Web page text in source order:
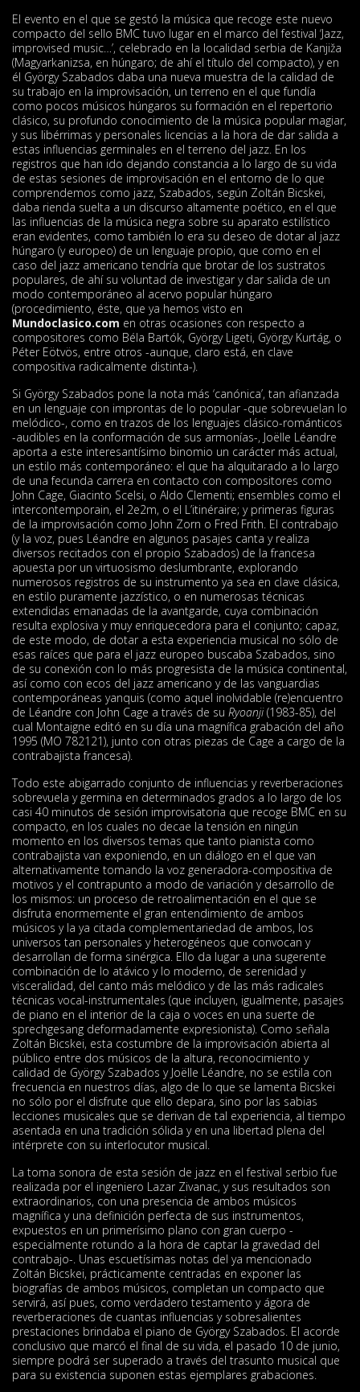
El evento en el que se gestó la música que recoge este nuevo
compacto del sello BMC tuvo lugar en el marco del festival ‘Jazz,
improvised music…’, celebrado en la localidad serbia de Kanjiža
(Magyarkanizsa, en húngaro; de ahí el título del compacto), y en
él György Szabados daba una nueva muestra de la calidad de
su trabajo en la improvisación, un terreno en el que fundía
como pocos músicos húngaros su formación en el repertorio
clásico, su profundo conocimiento de la música popular magiar,
y sus libérrimas y personales licencias a la hora de dar salida a
estas influencias germinales en el terreno del jazz. En los
registros que han ido dejando constancia a lo largo de su vida
de estas sesiones de improvisación en el entorno de lo que
comprendemos como jazz, Szabados, según Zoltán Bicskei,
daba rienda suelta a un discurso altamente poético, en el que
las influencias de la música negra sobre su aparato estilístico
eran evidentes, como también lo era su deseo de dotar al jazz
húngaro (y europeo) de un lenguaje propio, que como en el
caso del jazz americano tendría que brotar de los sustratos
populares, de ahí su voluntad de investigar y dar salida de un
modo contemporáneo al acervo popular húngaro
(procedimiento, éste, que ya hemos visto en
Mundoclasico.com en otras ocasiones con respecto a
compositores como Béla Bartók, György Ligeti, György Kurtág, o
Péter Eötvös, entre otros -aunque, claro está, en clave
compositiva radicalmente distinta-).
Si György Szabados pone la nota más ‘canónica’, tan afianzada
en un lenguaje con improntas de lo popular -que sobrevuelan lo
melódico-, como en trazos de los lenguajes clásico-románticos
-audibles en la conformación de sus armonías-, Joëlle Léandre
aporta a este interesantísimo binomio un carácter más actual,
un estilo más contemporáneo: el que ha alquitarado a lo largo
de una fecunda carrera en contacto con compositores como
John Cage, Giacinto Scelsi, o Aldo Clementi; ensembles como el
intercontemporain, el 2e2m, o el L’itinéraire; y primeras figuras
de la improvisación como John Zorn o Fred Frith. El contrabajo
(y la voz, pues Léandre en algunos pasajes canta y realiza
diversos recitados con el propio Szabados) de la francesa
apuesta por un virtuosismo deslumbrante, explorando
numerosos registros de su instrumento ya sea en clave clásica,
en estilo puramente jazzístico, o en numerosas técnicas
extendidas emanadas de la avantgarde, cuya combinación
resulta explosiva y muy enriquecedora para el conjunto; capaz,
de este modo, de dotar a esta experiencia musical no sólo de
esas raíces que para el jazz europeo buscaba Szabados, sino
de su conexión con lo más progresista de la música continental,
así como con ecos del jazz americano y de las vanguardias
contemporáneas yanquis (como aquel inolvidable (re)encuentro
de Léandre con John Cage a través de su Ryoanji(1983-85), del
cual Montaigne editó en su día una magnífica grabación del año
1995 (MO 782121), junto con otras piezas de Cage a cargo de la
contrabajista francesa).
Todo este abigarrado conjunto de influencias y reverberaciones
sobrevuela y germina en determinados grados a lo largo de los
casi 40 minutos de sesión improvisatoria que recoge BMC en su
compacto, en los cuales no decae la tensión en ningún
momento en los diversos temas que tanto pianista como
contrabajista van exponiendo, en un diálogo en el que van
alternativamente tomando la voz generadora-compositiva de
motivos y el contrapunto a modo de variación y desarrollo de
los mismos: un proceso de retroalimentación en el que se
disfruta enormemente el gran entendimiento de ambos
músicos y la ya citada complementariedad de ambos, los
universos tan personales y heterogéneos que convocan y
desarrollan de forma sinérgica. Ello da lugar a una sugerente
combinación de lo atávico y lo moderno, de serenidad y
visceralidad, del canto más melódico y de las más radicales
técnicas vocal-instrumentales (que incluyen, igualmente, pasajes
de piano en el interior de la caja o voces en una suerte de
sprechgesang deformadamente expresionista). Como señala
Zoltán Bicskei, esta costumbre de la improvisación abierta al
público entre dos músicos de la altura, reconocimiento y
calidad de György Szabados y Joëlle Léandre, no se estila con
frecuencia en nuestros días, algo de lo que se lamenta Bicskei
no sólo por el disfrute que ello depara, sino por las sabias
lecciones musicales que se derivan de tal experiencia, al tiempo
asentada en una tradición sólida y en una libertad plena del
intérprete con su interlocutor musical.
La toma sonora de esta sesión de jazz en el festival serbio fue
realizada por el ingeniero Lazar Zivanac, y sus resultados son
extraordinarios, con una presencia de ambos músicos
magnífica y una definición perfecta de sus instrumentos,
expuestos en un primerísimo plano con gran cuerpo -
especialmente rotundo a la hora de captar la gravedad del
contrabajo-. Unas escuetísimas notas del ya mencionado
Zoltán Bicskei, prácticamente centradas en exponer las
biografías de ambos músicos, completan un compacto que
servirá, así pues, como verdadero testamento y ágora de
reverberaciones de cuantas influencias y sobresalientes
prestaciones brindaba el piano de György Szabados. El acorde
conclusivo que marcó el final de su vida, el pasado 10 de junio,
siempre podrá ser superado a través del trasunto musical que
para su existencia suponen estas ejemplares grabaciones.